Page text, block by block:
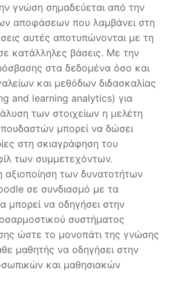
γνώση σημαδεύεται από την
αποφάσεων που λαμβάνει στη
αυτές αποτυπώνονται με τη
κατάλληλες βάσεις. Με την
στα δεδομένα όσο και
και μεθόδων διδασκαλίας
and learning analytics) για
των στοιχείων η μελέτη
μπορεί να δώσει
στη σκιαγράφηση του
των συμμετεχόντων.
των δυνατοτήτων
σε συνδιασμό με τα
να οδηγήσει στην
συστήματος
ώστε το μονοπάτι της γνώσης
μαθητής να οδηγήσει στην
και μαθησιακών